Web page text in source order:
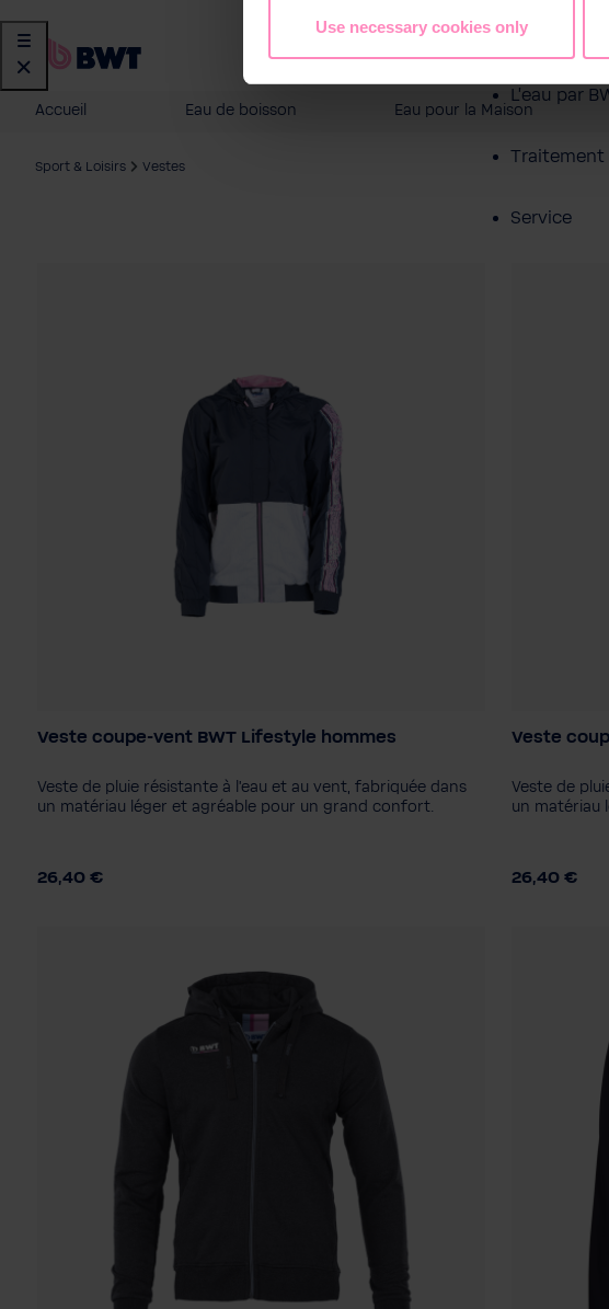
Use necessary cookies onlyBoutique
L'eau par
Traitement
Service
Accueil Eau de boisson Eau pour la Maison
Sport & Loisirs Vestes
Couleur
Taille homme
Veste coupe-vent BWT Lifestyle hommes
Veste de pluie résistante à l'eau et au vent, fabriquée dans
un matériau léger et agréable pour un grand confort.
26,40 €
Couleur
Taille
Veste
Veste de
un matériau
26,40 €